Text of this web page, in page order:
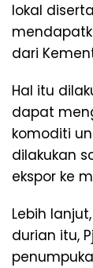
lokal
dari
Hal itu
dapat
komoditi
dilakukan
ekspor ke
Lebih
durian itu,